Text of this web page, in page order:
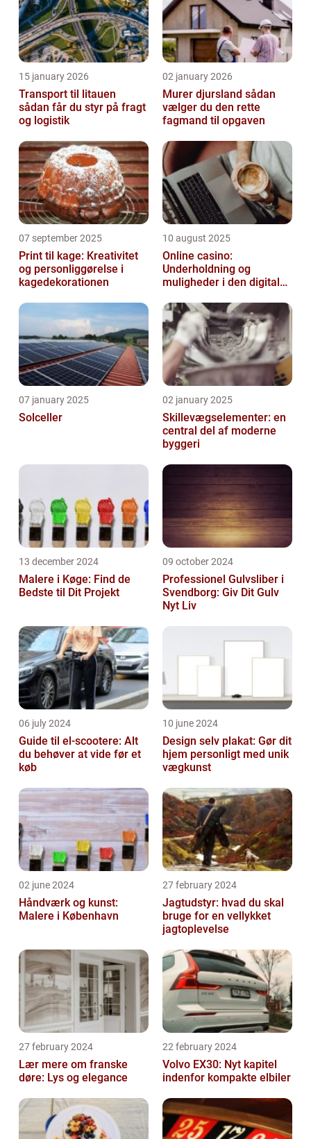
15 january 2026
Transport til litauen
sådan får du styr på fragt
og logistik
02 january 2026
Murer djursland sådan
vælger du den rette
fagmand til opgaven
07 september 2025
Print til kage: Kreativitet
og personliggørelse i
kagedekorationen
10 august 2025
Online casino:
Underholdning og
muligheder i den digitale
07 january 2025
Solceller
02 january 2025
Skillevægselementer: en
central del af moderne
byggeri
13 december 2024
Malere i Køge: Find de
Bedste til Dit Projekt
09 october 2024
Professionel Gulvsliber i
Svendborg: Giv Dit Gulv
Nyt Liv
06 july 2024
Guide til el-scootere: Alt
du behøver at vide før et
køb
10 june 2024
Design selv plakat: Gør dit
hjem personligt med unik
vægkunst
02 june 2024
Håndværk og kunst:
Malere i København
27 february 2024
Jagtudstyr: hvad du skal
bruge for en vellykket
jagtoplevelse
27 february 2024
Lær mere om franske
døre: Lys og elegance
22 february 2024
Volvo EX30: Nyt kapitel
indenfor kompakte elbiler